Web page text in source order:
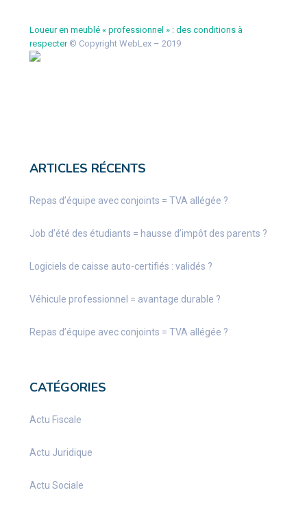
Loueur en meublé « professionnel » : des conditions à
respecter© Copyright WebLex – 2019
ARTICLES RÉCENTS
Repas d’équipe avec conjoints = TVA allégée ?
Job d’été des étudiants = hausse d’impôt des parents ?
Logiciels de caisse auto-certifiés : validés ?
Véhicule professionnel = avantage durable ?
Repas d’équipe avec conjoints = TVA allégée ?
CATÉGORIES
Actu Fiscale
Actu Juridique
Actu Sociale